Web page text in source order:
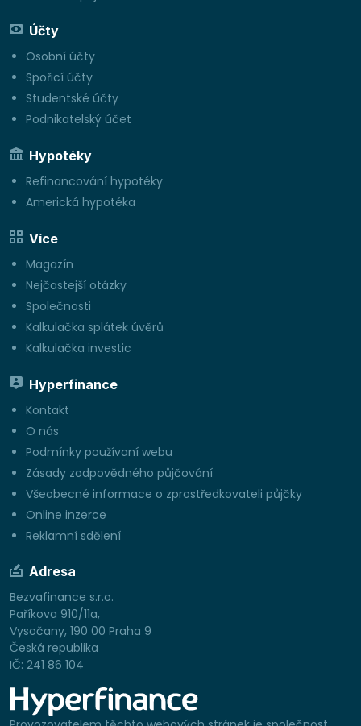
Účty
Osobní účty
Spořicí účty
Studentské účty
Podnikatelský účet
Hypotéky
Refinancování hypotéky
Americká hypotéka
Více
Magazín
Nejčastejší otázky
Společnosti
Kalkulačka splátek úvěrů
Kalkulačka investic
Hyperfinance
Kontakt
O nás
Podmínky používaní webu
Zásady zodpovědného půjčování
Všeobecné informace o zprostředkovateli půjčky
Online inzerce
Reklamní sdělení
Adresa
Bezvafinance s.r.o.
Paříkova 910/11a,
Vysočany, 190 00 Praha 9
Česká republika
IČ: 241 86 104